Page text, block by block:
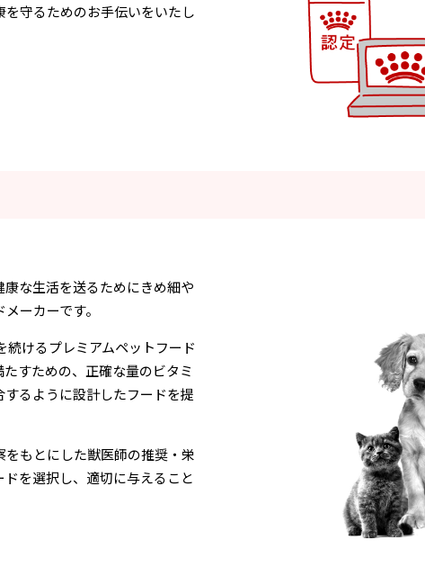
守るためのお手伝いをいたし
な生活を送るためにきめ細や
ーカーです。
けるプレミアムペットフード
すための、正確な量のビタミ
るように設計したフードを提
もとにした獣医師の推奨・栄
を選択し、適切に与えること